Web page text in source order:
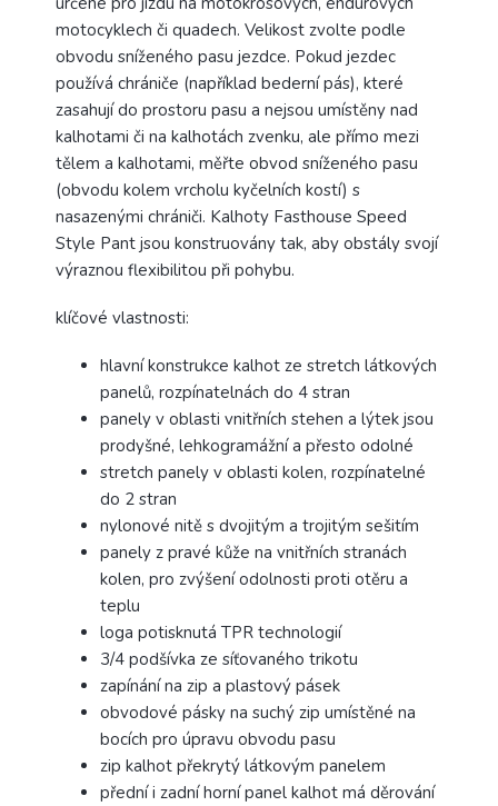
motocyklech či quadech. Velikost zvolte podle
obvodu sníženého pasu jezdce. Pokud jezdec
používá chrániče (například bederní pás), které
zasahují do prostoru pasu a nejsou umístěny nad
kalhotami či na kalhotách zvenku, ale přímo mezi
tělem a kalhotami, měřte obvod sníženého pasu
(obvodu kolem vrcholu kyčelních kostí) s
nasazenými chrániči. Kalhoty Fasthouse Speed
Style Pant jsou konstruovány tak, aby obstály svojí
výraznou flexibilitou při pohybu.
klíčové vlastnosti:
hlavní konstrukce kalhot ze stretch látkových
panelů, rozpínatelnách do 4 stran
panely v oblasti vnitřních stehen a lýtek jsou
prodyšné, lehkogramážní a přesto odolné
stretch panely v oblasti kolen, rozpínatelné
do 2 stran
nylonové nitě s dvojitým a trojitým sešitím
panely z pravé kůže na vnitřních stranách
kolen, pro zvýšení odolnosti proti otěru a
teplu
loga potisknutá TPR technologií
3/4 podšívka ze síťovaného trikotu
zapínání na zip a plastový pásek
obvodové pásky na suchý zip umístěné na
bocích pro úpravu obvodu pasu
zip kalhot překrytý látkovým panelem
přední i zadní horní panel kalhot má děrování